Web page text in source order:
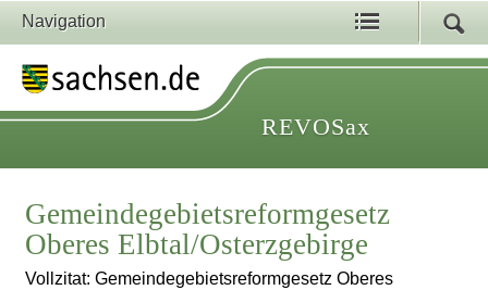
Navigation
REVOSax
Gemeindegebietsreformgesetz
Oberes Elbtal/Osterzgebirge
Vollzitat: Gemeindegebietsreformgesetz Oberes